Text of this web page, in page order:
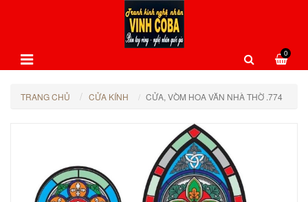
0
TRANG CHỦ CỬA KÍNH CỬA, VÒM HOA VĂN NHÀ THỜ .774